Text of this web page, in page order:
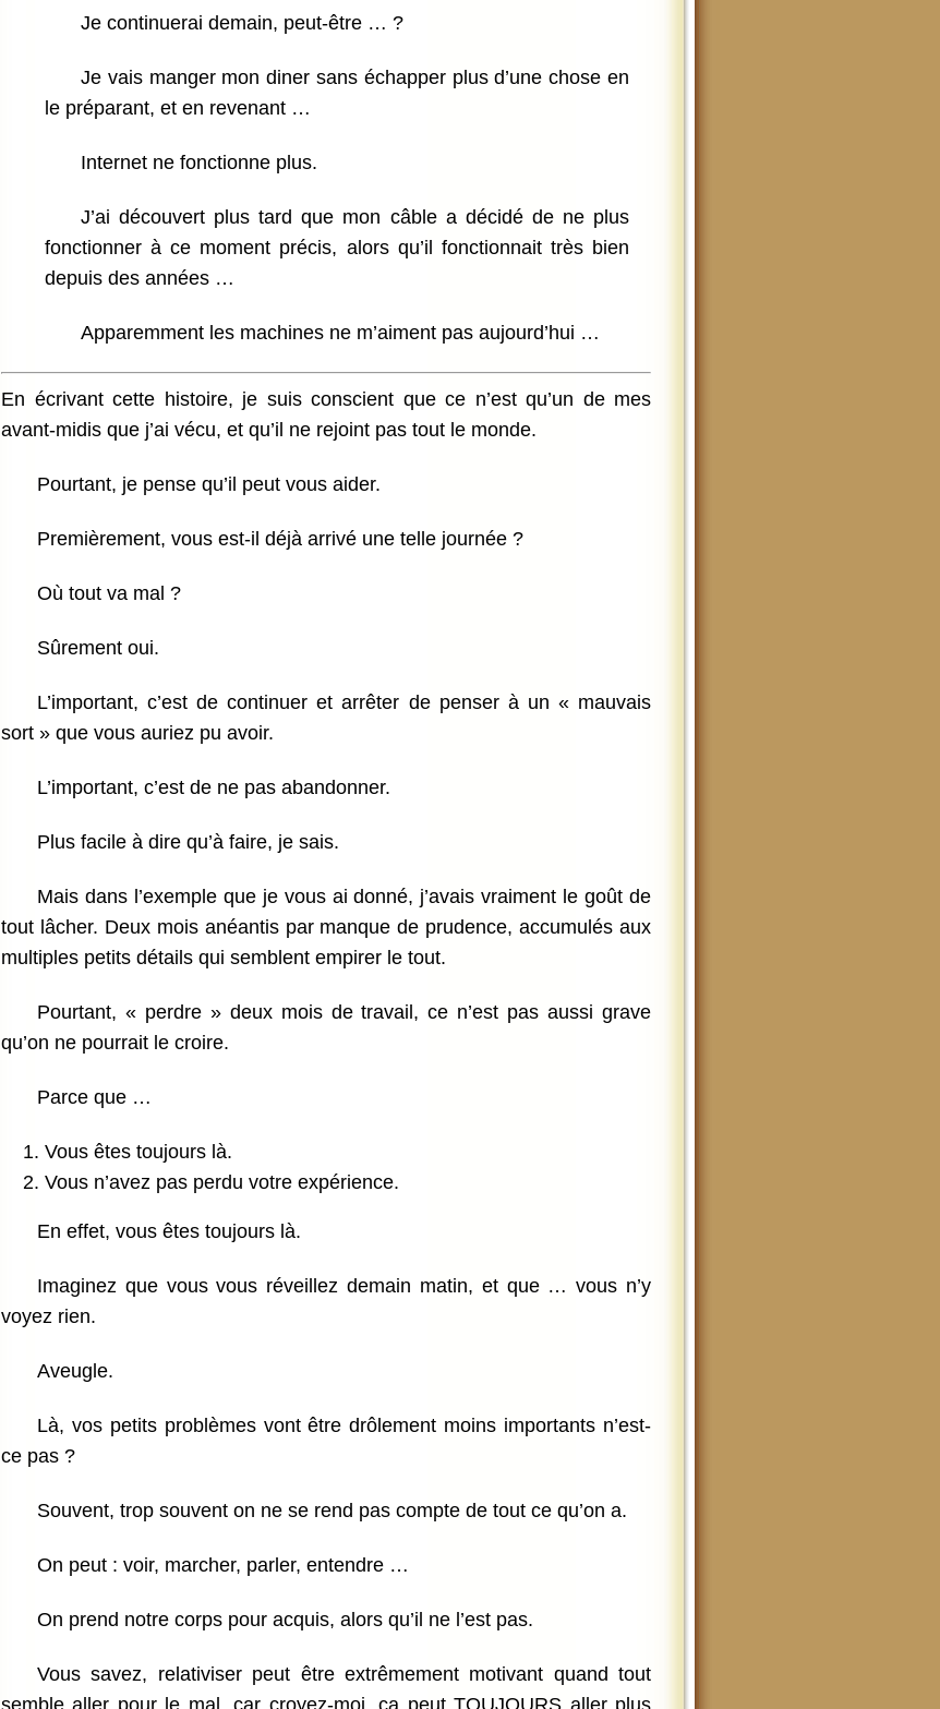
Je continuerai demain, peut-être … ?
Je vais manger mon diner sans échapper plus d’une chose en
le préparant, et en revenant …
Internet ne fonctionne plus.
J’ai découvert plus tard que mon câble a décidé de ne plus
fonctionner à ce moment précis, alors qu’il fonctionnait très bien
depuis des années …
Apparemment les machines ne m’aiment pas aujourd’hui …
En écrivant cette histoire, je suis conscient que ce n’est qu’un de mes
avant-midis que j’ai vécu, et qu’il ne rejoint pas tout le monde.
Pourtant, je pense qu’il peut vous aider.
Premièrement, vous est-il déjà arrivé une telle journée ?
Où tout va mal ?
Sûrement oui.
L’important, c’est de continuer et arrêter de penser à un « mauvais
sort » que vous auriez pu avoir.
L’important, c’est de ne pas abandonner.
Plus facile à dire qu’à faire, je sais.
Mais dans l’exemple que je vous ai donné, j’avais vraiment le goût de
tout lâcher. Deux mois anéantis par manque de prudence, accumulés aux
multiples petits détails qui semblent empirer le tout.
Pourtant, « perdre » deux mois de travail, ce n’est pas aussi grave
qu’on ne pourrait le croire.
Parce que …
Vous êtes toujours là.
Vous n’avez pas perdu votre expérience.
En effet, vous êtes toujours là.
Imaginez que vous vous réveillez demain matin, et que … vous n’y
voyez rien.
Aveugle.
Là, vos petits problèmes vont être drôlement moins importants n’est-
ce pas ?
Souvent, trop souvent on ne se rend pas compte de tout ce qu’on a.
On peut : voir, marcher, parler, entendre …
On prend notre corps pour acquis, alors qu’il ne l’est pas.
Vous savez, relativiser peut être extrêmement motivant quand tout